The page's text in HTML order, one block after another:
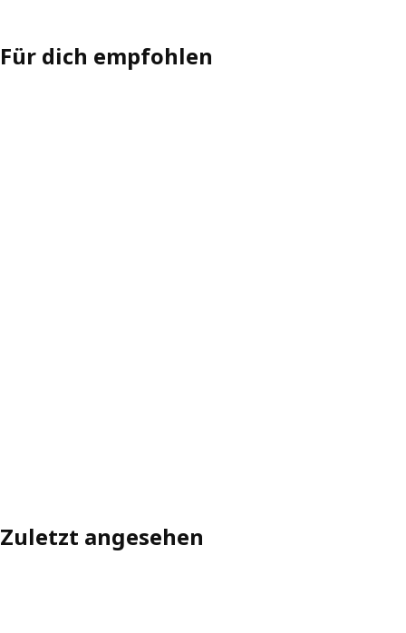
Für dich empfohlen
Zuletzt angesehen